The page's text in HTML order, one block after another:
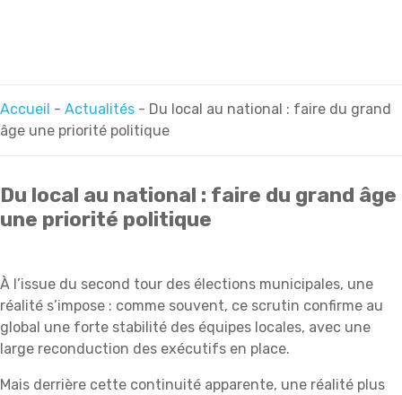
Accueil - Actualités - Du local au national : faire du grand
âge une priorité politique
Du local au national : faire du grand âge
une priorité politique
À l’issue du second tour des élections municipales, une
réalité s’impose : comme souvent, ce scrutin confirme au
global une forte stabilité des équipes locales, avec une
large reconduction des exécutifs en place.
Mais derrière cette continuité apparente, une réalité plus